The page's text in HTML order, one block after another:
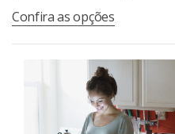
Confira as opções